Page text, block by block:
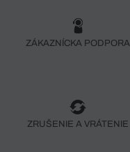
ZÁKAZNÍCKA PODPORA
ZRUŠENIE A VRÁTENIE